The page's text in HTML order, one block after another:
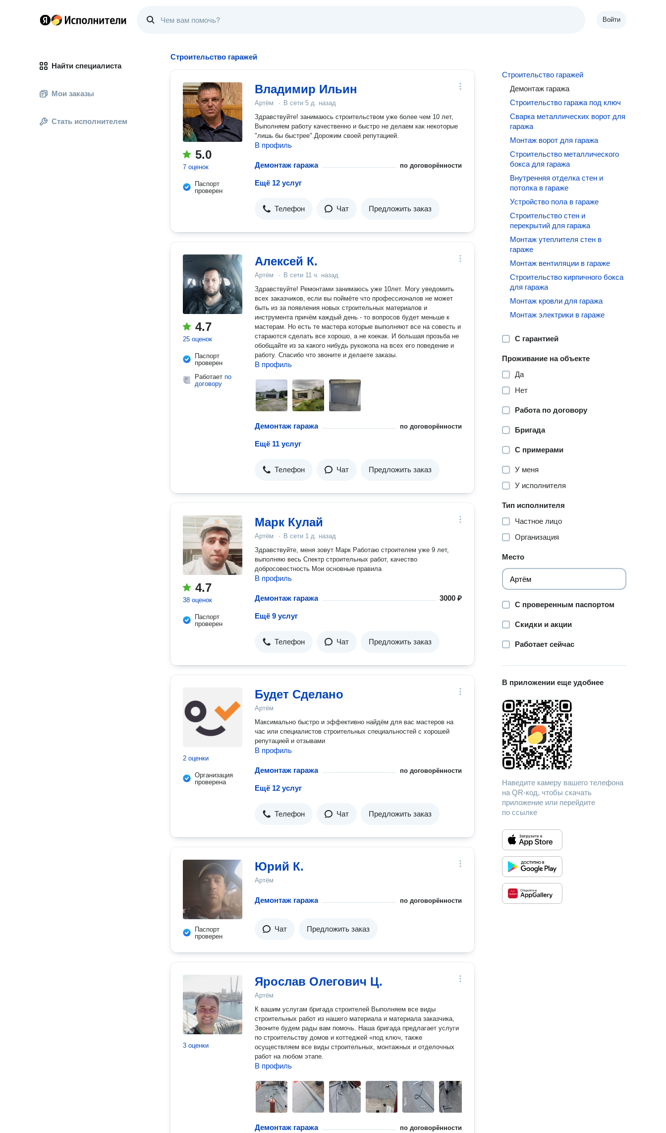
Войти
Найти специалиста
Мои заказы
Стать исполнителем
Строительство гаражей
5.0
7 оценок
Паспорт
проверен
Владимир Ильин
Артём · В сети 5 д. назад
Здравствуйте! занимаюсь строительством уже более чем 10 лет,
Выполняем работу качественно и быстро не делаем как некоторые
"лишь бы быстрее".Дорожим своей репутацией.
В профиль
Демонтаж гаража по договорённости
Ещё 12 услуг
Телефон Чат Предложить заказ
4.7
25 оценок
Паспорт
проверен
Работает по
договору
Алексей К.
Артём · В сети 11 ч. назад
Здравствуйте! Ремонтами занимаюсь уже 10лет. Могу уведомить
всех заказчиков, если вы поймёте что профессионалов не может
быть из за появления новых строительных материалов и
инструмента причём каждый день - то вопросов будет меньше к
мастерам. Но есть те мастера которые выполняют все на совесть и
стараются сделать все хорошо, а не коекак. И большая прозьба не
обобщайте из за какого нибудь рукожопа на всех его поведение и
работу. Спасибо что звоните и делаете заказы.
В профиль
Демонтаж гаража по договорённости
Ещё 11 услуг
Телефон Чат Предложить заказ
4.7
38 оценок
Паспорт
проверен
Марк Кулай
Артём · В сети 1 д. назад
Здравствуйте, меня зовут Марк Работаю строителем уже 9 лет,
выполняю весь Спектр строительных работ, качество
добросовестность Мои основные правила
В профиль
Демонтаж гаража 3000 ₽
Ещё 9 услуг
Телефон Чат Предложить заказ
2 оценки
Организация
проверена
Будет Сделано
Артём
Максимально быстро и эффективно найдём для вас мастеров на
час или специалистов строительных специальностей с хорошей
репутацией и отзывами
В профиль
Демонтаж гаража по договорённости
Ещё 12 услуг
Телефон Чат Предложить заказ
Паспорт
проверен
Юрий К.
Артём
Демонтаж гаража по договорённости
Чат Предложить заказ
3 оценки
Ярослав Олегович Ц.
Артём
К вашим услугам бригада строителей Выполняем все виды
строительных работ из нашего материала и материала заказчика,
Звоните будем рады вам помочь. Наша бригада предлагает услуги
по строительству домов и коттеджей «под ключ, также
осуществляем все виды строительных, монтажных и отделочных
работ на любом этапе.
В профиль
Демонтаж гаража по договорённости
Строительство гаражей
Демонтаж гаража
Строительство гаража под ключ
Сварка металлических ворот для
гаража
Монтаж ворот для гаража
Строительство металлического
бокса для гаража
Внутренняя отделка стен и
потолка в гараже
Устройство пола в гараже
Строительство стен и
перекрытий для гаража
Монтаж утеплителя стен в
гараже
Монтаж вентиляции в гараже
Строительство кирпичного бокса
для гаража
Монтаж кровли для гаража
Монтаж электрики в гараже
С гарантией
Проживание на объекте
Да
Нет
Работа по договору
Бригада
С примерами
У меня
У исполнителя
Тип исполнителя
Частное лицо
Организация
Место
С проверенным паспортом
Скидки и акции
Работает сейчас
В приложении еще удобнее
Наведите камеру вашего телефона
на QR-код, чтобы скачать
приложение или перейдите
по ссылке